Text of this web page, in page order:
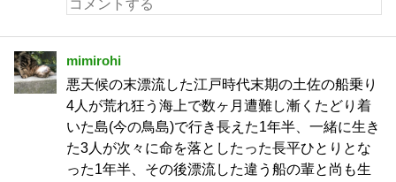
mimirohi
悪天候の末漂流した江戸時代末期の土佐の船乗り
4人が荒れ狂う海上で数ヶ月遭難し漸くたどり着
いた島(今の鳥島)で行き長えた1年半、一緒に生き
た3人が次々に命を落としたった長平ひとりとな
った1年半、その後漂流した違う船の輩と尚も生